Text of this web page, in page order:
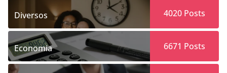
Diversos 4020 Posts
Economia 6671 Posts